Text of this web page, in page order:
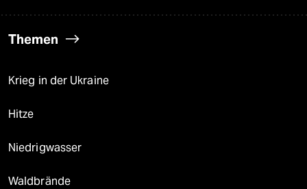
Themen
Krieg in der Ukraine
Hitze
Niedrigwasser
Waldbrände